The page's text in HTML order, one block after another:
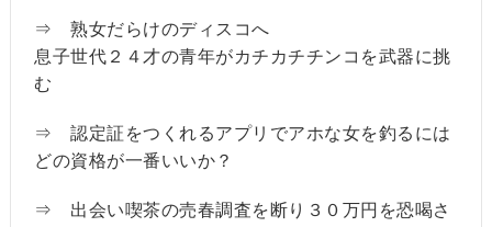
⇒ 熟女だらけのディスコへ
息子世代２４才の青年がカチカチチンコを武器に挑
む
⇒ 認定証をつくれるアプリでアホな女を釣るには
どの資格が一番いいか？
⇒ 出会い喫茶の売春調査を断り３０万円を恐喝さ